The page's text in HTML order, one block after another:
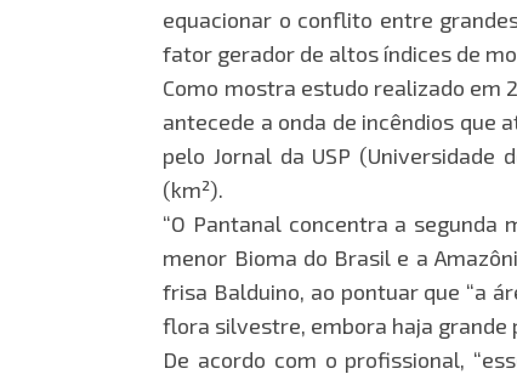
equacionar o conflito entre
fator gerador de altos índices de
Como mostra estudo realizado em
antecede a onda de incêndios que
pelo Jornal da USP (Universidade
(km²).
“O Pantanal concentra a segunda
menor Bioma do Brasil e a
frisa Balduino, ao pontuar que “a
flora silvestre, embora haja grande
De acordo com o profissional,